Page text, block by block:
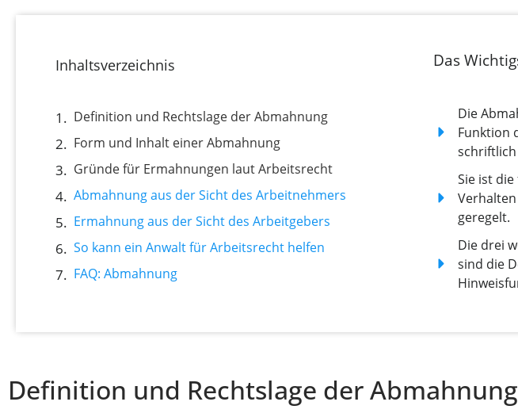
Inhaltsverzeichnis
Definition und Rechtslage der Abmahnung
Form und Inhalt einer Abmahnung
Gründe für Ermahnungen laut Arbeitsrecht
Abmahnung aus der Sicht des Arbeitnehmers
Ermahnung aus der Sicht des Arbeitgebers
So kann ein Anwalt für Arbeitsrecht helfen
FAQ: Abmahnung
Das
Die
Funktion
Sie ist
geregelt.
Die drei
sind die
Definition und Rechtslage der Abmahnung